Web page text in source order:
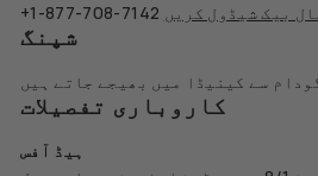
+1-877-708-7142 بیک شیڈول کریں
شپنگ
سے کینیڈا میں بھیجے جاتے ہیں
کاروباری تفصیلات
ہیڈ آفس